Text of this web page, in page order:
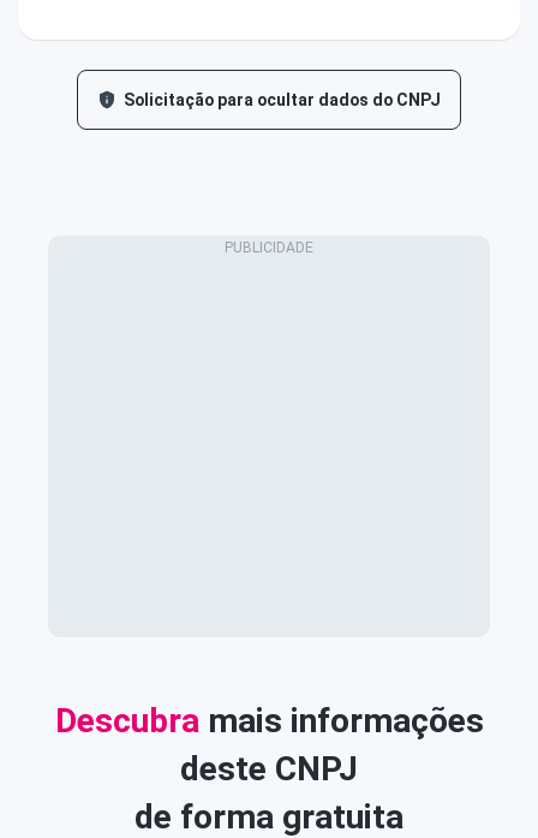
Solicitação para ocultar dados do CNPJ
Descubra mais informações
deste CNPJ
de forma gratuita